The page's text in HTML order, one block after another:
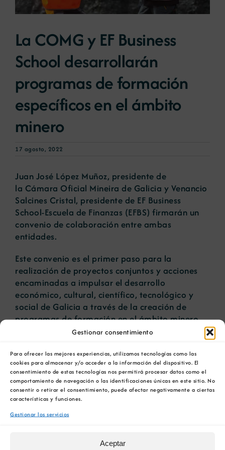
Gestionar consentimiento
Para ofrecer las mejores experiencias, utilizamos tecnologías como las
cookies para almacenar y/o acceder a la información del dispositivo. El
consentimiento de estas tecnologías nos permitirá procesar datos como el
comportamiento de navegación o las identificaciones únicas en este sitio. No
consentir o retirar el consentimiento, puede afectar negativamente a ciertas
características y funciones.
Gestionar los servicios
Aceptar
Portal de empleo
Contacto
La COMG y EF Business
School desarrollarán
programas de formación
específicos en el ámbito
minero
17 agosto, 2022
Juan José López Muñoz, presidente de
la Cámara Oficial Mineira de Galicia y Venancio
Salcines Cristal, presidente de EF Business
School-Escuela de Finanzas (EFBS) firmarán un
convenio de colaboración entre ambas
entidades.
Este convenio es el primer paso para la
realización de proyectos conjuntos y acciones
encaminadas a impulsar el desarrollo
económico, cultural, científico, tecnológico y
social de Galicia a través de la creación de
programas de formación en el ámbito minero.
actividades formativas dirigidas tanto a la
capacitación de personas desempleadas como a
la certificación de profesionalidad y de
actualización de conocimientos de los
trabajadoresy trabajadoras de las entidades
miembro de la COMG. Los diferentes cursos se